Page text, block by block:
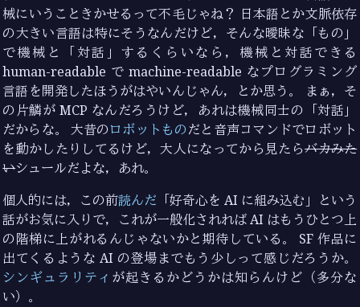
械にいうこときかせるって不毛じゃね？ 日本語とか文脈依存
の大きい言語は特にそうなんだけど，そんな曖昧な「もの」
で機械と「対話」するくらいなら，機械と対話できる
human-readable で machine-readable なプログラミング
言語を開発したほうがはやいんじゃん，とか思う。 まぁ，そ
の片鱗が MCP なんだろうけど，あれは機械同士の「対話」
だからな。 大昔のロボットものだと音声コマンドでロボット
を動かしたりしてるけど，大人になってから見たらバカみた
いシュールだよな，あれ。
個人的には，この前読んだ 「好奇心を AI に組み込む」という
話がお気に入りで，これが一般化されれば AI はもうひとつ上
の階梯に上がれるんじゃないかと期待している。 SF 作品に
出てくるような AI の登場までもう少しって感じだろうか。
シンギュラリティ が起きるかどうかは知らんけど（多分な
い）。